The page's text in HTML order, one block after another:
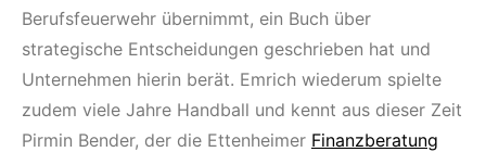
Berufsfeuerwehr übernimmt, ein Buch über
strategische Entscheidungen geschrieben hat und
Unternehmen hierin berät. Emrich wiederum spielte
zudem viele Jahre Handball und kennt aus dieser Zeit
Pirmin Bender, der die Ettenheimer Finanzberatung